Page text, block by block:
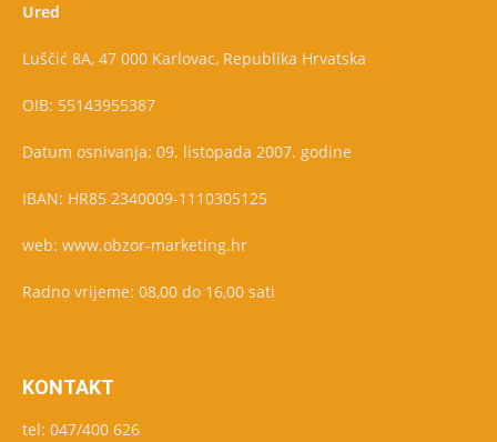
Ured
Luščić 8A, 47 000 Karlovac, Republika Hrvatska
OIB: 55143955387
Datum osnivanja: 09. listopada 2007. godine
IBAN: HR85 2340009-1110305125
web: www.obzor-marketing.hr
Radno vrijeme: 08,00 do 16,00 sati
KONTAKT
tel: 047/400 626